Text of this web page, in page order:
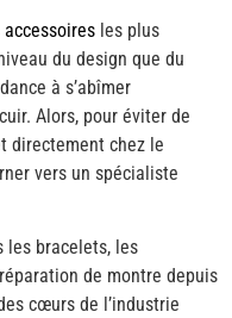
accessoires les plus
du design que du
à s’abîmer
Alors, pour éviter de
directement chez le
vers un spécialiste
les bracelets, les
de montre depuis
cœurs de l’industrie